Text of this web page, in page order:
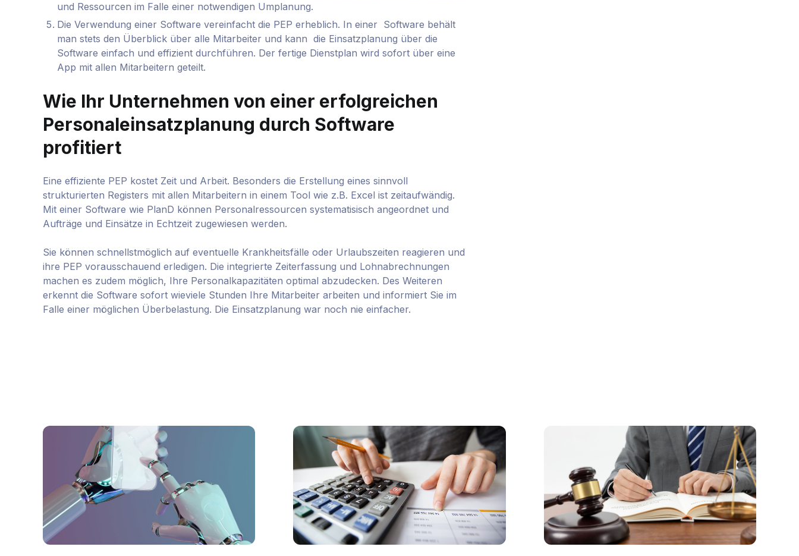
und Ressourcen im Falle einer notwendigen Umplanung.
Die Verwendung einer Software vereinfacht die PEP erheblich. In einer Software behält
man stets den Überblick über alle Mitarbeiter und kann die Einsatzplanung über die
Software einfach und effizient durchführen. Der fertige Dienstplan wird sofort über eine
App mit allen Mitarbeitern geteilt.
Wie Ihr Unternehmen von einer erfolgreichen
Personaleinsatzplanung durch Software
profitiert
Eine effiziente PEP kostet Zeit und Arbeit. Besonders die Erstellung eines sinnvoll
strukturierten Registers mit allen Mitarbeitern in einem Tool wie z.B. Excel ist zeitaufwändig.
Mit einer Software wie PlanD können Personalressourcen systematisisch angeordnet und
Aufträge und Einsätze in Echtzeit zugewiesen werden.
Sie können schnellstmöglich auf eventuelle Krankheitsfälle oder Urlaubszeiten reagieren und
ihre PEP vorausschauend erledigen. Die integrierte Zeiterfassung und Lohnabrechnungen
machen es zudem möglich, Ihre Personalkapazitäten optimal abzudecken. Des Weiteren
erkennt die Software sofort wieviele Stunden Ihre Mitarbeiter arbeiten und informiert Sie im
Falle einer möglichen Überbelastung. Die Einsatzplanung war noch nie einfacher.